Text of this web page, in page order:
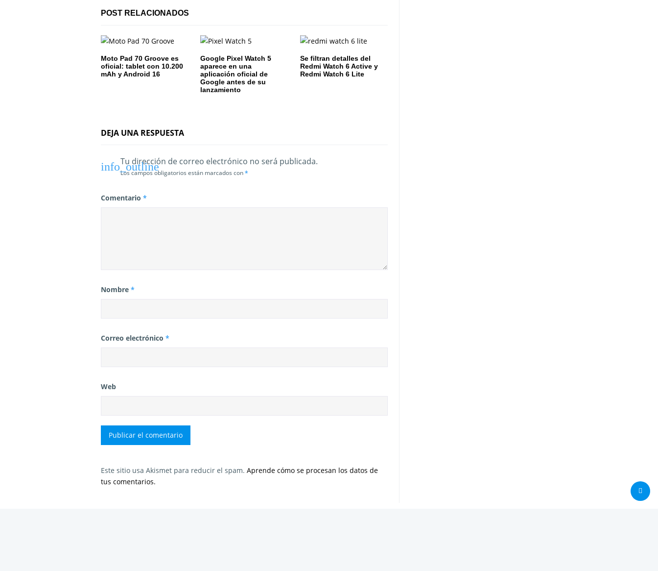
ó
n
d
e
t
a
a
POST RELACIONADOS
Moto Pad 70 Groove es
oficial: tablet con 10.200
mAh y Android 16
Google Pixel Watch 5
aparece en una
aplicación oficial de
Google antes de su
lanzamiento
Se filtran detalles del
Redmi Watch 6 Active y
Redmi Watch 6 Lite
DEJA UNA RESPUESTA
Tu dirección de correo electrónico no será publicada.
Los campos obligatorios están marcados con*
Comentario *
Nombre *
Correo electrónico *
Web
Este sitio usa Akismet para reducir el spam. Aprende cómo se procesan los datos de
tus comentarios.